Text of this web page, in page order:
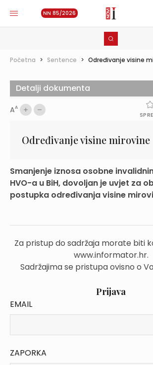
NN 85/2026
Početna > Sentence > Određivanje visine
AA
Određivanje visine mirovine
Smanjenje iznosa osobne
HVO-a u BiH, dovoljan je uvjet za
postupka određivanja visine
Za pristup do sadržaja morate biti
www.informator.hr.
Sadržajima se pristupa ovisno o
Prijava
EMAIL
ZAPORKA
Detalji dokumenta